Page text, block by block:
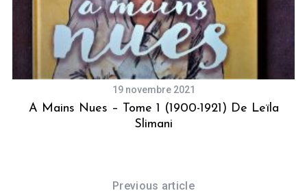
19 novembre 2021
A Mains Nues – Tome 1 (1900-1921) De Leïla
Slimani
Previous article